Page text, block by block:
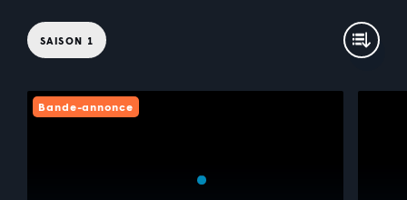
SAISON 1
Bande-annonce